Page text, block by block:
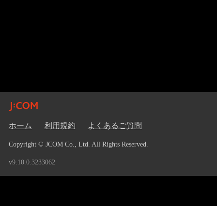
ホーム 利用規約 よくあるご質問
Copyright © JCOM Co., Ltd. All Rights Reserved.
v9.10.0.3233062